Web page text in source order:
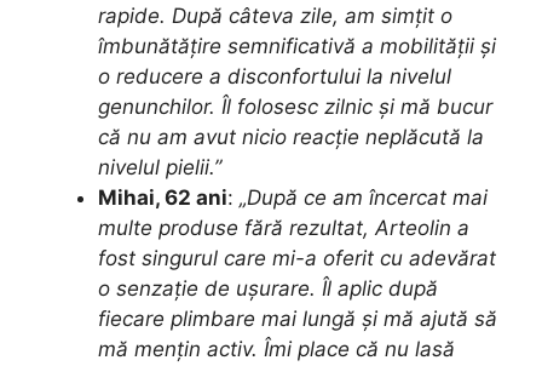
rapide. După câteva zile, am simțit o
îmbunătățire semnificativă a mobilității și
o reducere a disconfortului la nivelul
genunchilor. Îl folosesc zilnic și mă bucur
că nu am avut nicio reacție neplăcută la
nivelul pielii.”
Mihai, 62 ani: „După ce am încercat mai
multe produse fără rezultat, Arteolin a
fost singurul care mi-a oferit cu adevărat
o senzație de ușurare. Îl aplic după
fiecare plimbare mai lungă și mă ajută să
mă mențin activ. Îmi place că nu lasă